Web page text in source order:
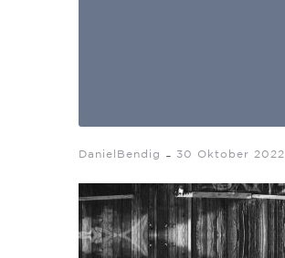
DanielBendig - 30 Oktober 2022